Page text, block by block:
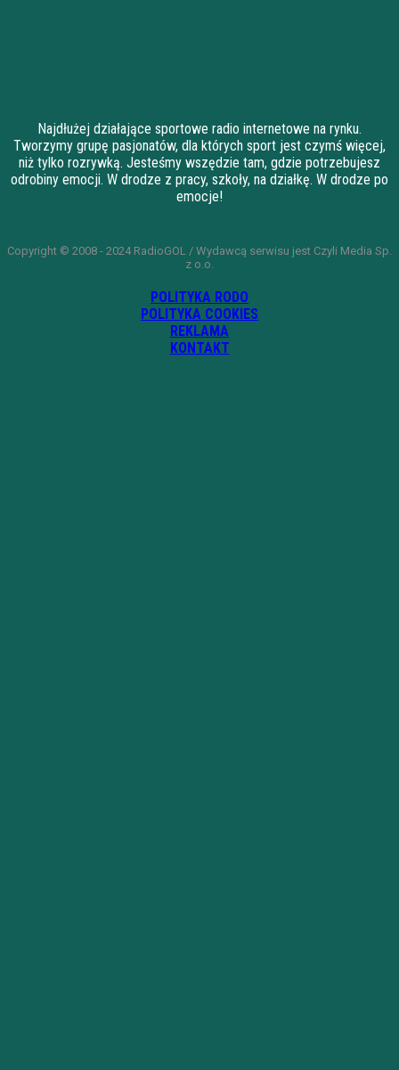
Najdłużej działające sportowe radio internetowe na rynku.
Tworzymy grupę pasjonatów, dla których sport jest czymś więcej,
niż tylko rozrywką. Jesteśmy wszędzie tam, gdzie potrzebujesz
odrobiny emocji. W drodze z pracy, szkoły, na działkę. W drodze po
emocje!
Copyright © 2008 - 2024 RadioGOL / Wydawcą serwisu jest Czyli Media Sp.
z o.o.
POLITYKA RODO
POLITYKA COOKIES
REKLAMA
KONTAKT